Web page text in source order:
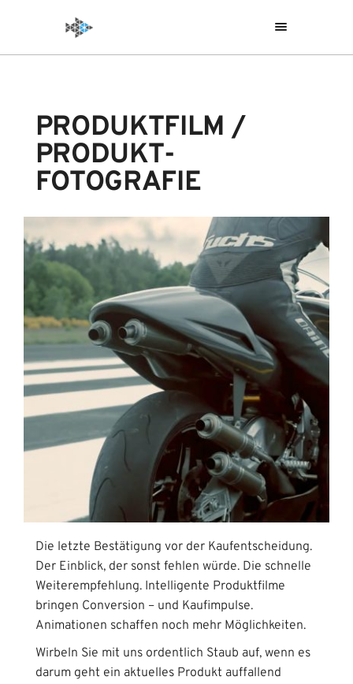
PRODUKTFILM /
PRODUKT­
FOTOGRAFIE
Die letzte Bestätigung vor der Kaufentscheidung.
Der Einblick, der sonst fehlen würde. Die schnelle
Weiterempfehlung. Intelligente Produktfilme
bringen Conversion – und Kaufimpulse.
Animationen schaffen noch mehr Möglichkeiten.
Wirbeln Sie mit uns ordentlich Staub auf, wenn es
darum geht ein aktuelles Produkt auffallend